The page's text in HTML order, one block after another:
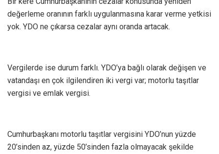
değerleme oranının farklı uygulanmasına karar verme yetkisi
yok. YDO ne çıkarsa cezalar aynı oranda artacak.
Vergilerde ise durum farklı. YDO’ya bağlı olarak değişen ve
vatandaşı en çok ilgilendiren iki vergi var; motorlu taşıtlar
vergisi ve emlak vergisi.
Cumhurbaşkanı motorlu taşıtlar vergisini YDO’nun yüzde
20’sinden az, yüzde 50’sinden fazla olmayacak şekilde